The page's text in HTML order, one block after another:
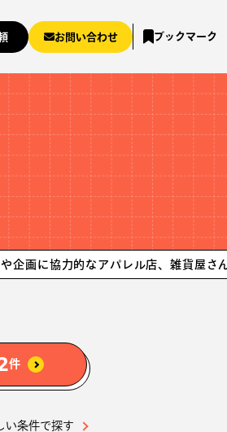
お問い合わせ ブックマーク
力的なアパレル店、雑貨屋さんを紹介
件
い条件で探す